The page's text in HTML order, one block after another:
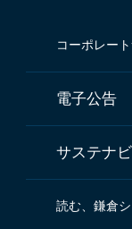
コーポレー
電子公告
サステナ
読む、鎌倉